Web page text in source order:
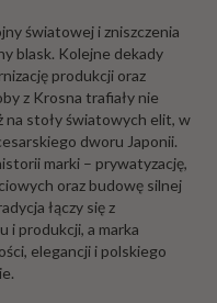
światowej i zniszczenia
blask. Kolejne dekady
produkcji oraz
z Krosna trafiały nie
na stoły światowych elit, w
dworu Japonii.
marki – prywatyzację,
oraz budowę silnej
łączy się z
i produkcji, a marka
elegancji i polskiego